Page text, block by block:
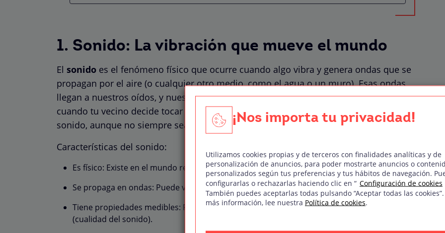
1. Sonido: La vibración que mueve el mundo
El sonido es el fenómeno físico que ocurre cuando algo vibra y genera ondas que se
propagan por el aire (o cualquier otro medio, como el agua o un muro). Esas ondas
llegan a nuestros oídos, y nuestro cerebro las interpreta como sonido. Es como
cuando tu vecino decide tocar la batería a las 3 de la mañana: esas vibraciones son
sonido, aunque no siempre sean agradables.
Características del sonido:
Es físico: Existe en el mundo real, independientemente de que lo escuchemos o no.
Se propaga en ondas: Puede viajar a través del aire, el agua o sólidos.
Tiene propiedades medibles: Frecuencia (agudo o grave), amplitud (volumen) y timbre
(cualidad del sonido).
¡Nos importa tu privacidad!
Utilizamos cookies propias y de terceros con finalidades analíticas y de
personalización de anuncios, para poder mostrarte anuncios o
personalizados según tus preferencias y tus hábitos de navegación.
configurarlas o rechazarlas haciendo clic en “ Configuración de cookies
También puedes aceptarlas todas pulsando “Aceptar todas las
más información, lee nuestra Política de cookies.